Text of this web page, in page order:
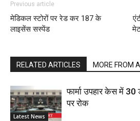
Previous article
मेडिकल स्टोरों पर रेड कर 187 के
लाइसेंस सस्पेंड
RELATED ARTICLES MORE FROM
Latest News
फार्मा उपहार केस में 30
पर रोक